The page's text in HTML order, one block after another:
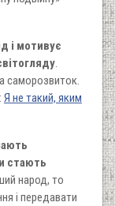
і мотивує
.
саморозвиток.
Я не такий, яким
стають
народ, то
і передавати